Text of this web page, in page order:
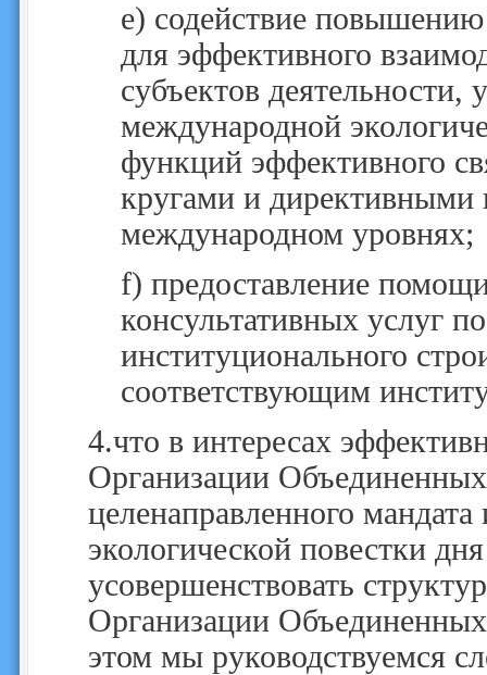
e) содействие
для эффективного
субъектов
международной
функций эффективного
кругами и директивными
международном уровнях;
f) предоставление
консультативных услуг
институционального
соответствующим
4.что в интересах
Организации
целенаправленного
экологической повестки
усовершенствовать
Организации
этом мы руководствуемся